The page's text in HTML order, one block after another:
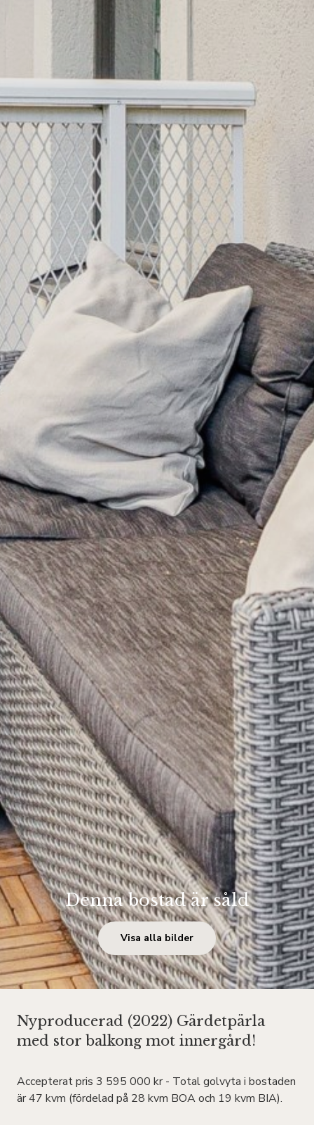
Denna bostad är såld
Visa alla bilder
Nyproducerad (2022) Gärdetpärla
med stor balkong mot innergård!
Accepterat pris 3 595 000 kr - Total golvyta i bostaden
är 47 kvm (fördelad på 28 kvm BOA och 19 kvm BIA).